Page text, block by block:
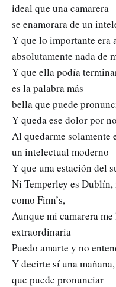
ideal que una camarera
se enamorara de un
Y que lo importante era
absolutamente nada de
Y que ella podía
es la palabra más
bella que puede
Y queda ese dolor por
Al quedarme
un intelectual moderno
Y que una estación del
Ni Temperley es
como Finn’s,
Aunque mi camarera
extraordinaria
Puedo amarte y no
Y decirte sí una
que puede pronunciar